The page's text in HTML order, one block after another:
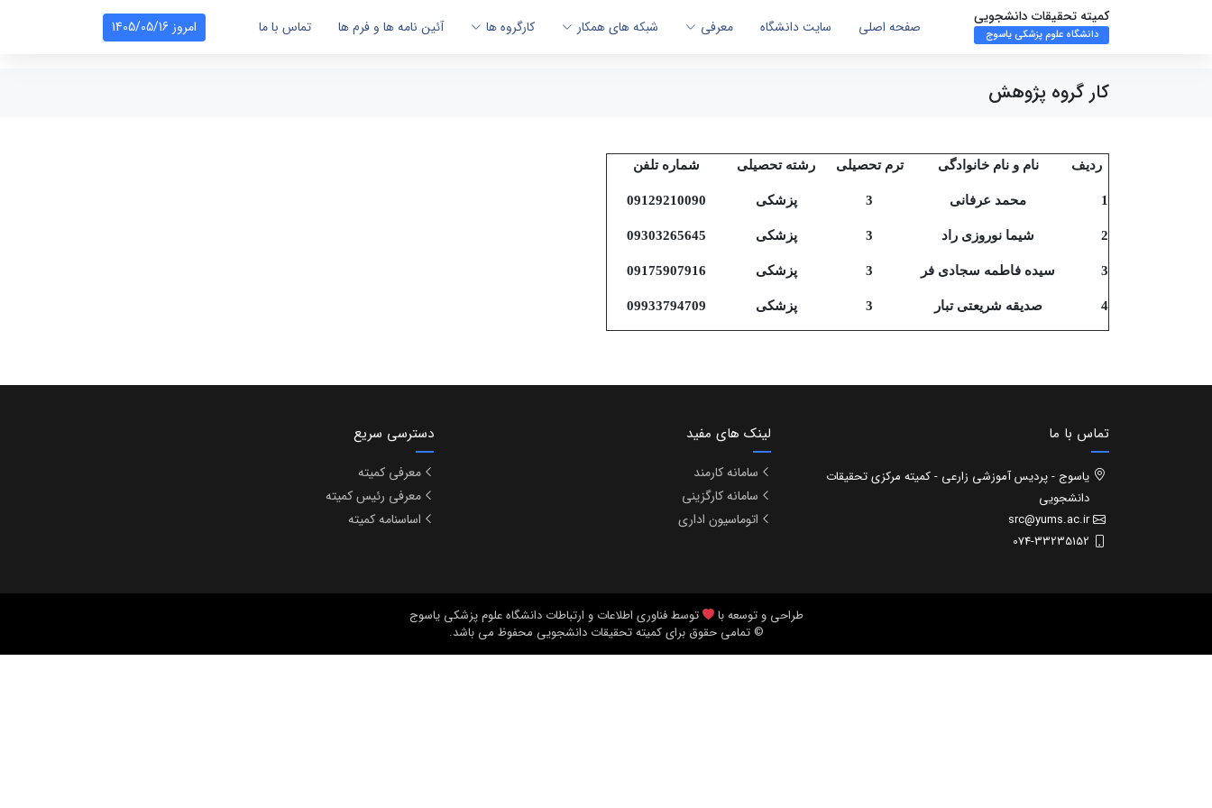
کمیته تحقیقات دانشجویی
دانشگاه علوم پزشکی یاسوج صفحه اصلی سایت دانشگاه معرفی شبکه های همکار کارگروه ها آئین نامه ها و فرم ها تماس با ما امروز 1405/05/16
کار گروه پژوهش
ردیف نام و نام خانوادگی ترم تحصیلی رشته تحصیلی شماره تلفن
1 محمد عرفانی 3 پزشکی 09129210090
2 شیما نوروزی راد 3 پزشکی 09303265645
3 سیده فاطمه سجادی فر 3 پزشکی 09175907916
4 صدیقه شریعتی تبار 3 پزشکی 09933794709
تماس با ما
یاسوج - پردیس آموزشی زارعی - کمیته مرکزی تحقیقات
دانشجویی
src@yums.ac.ir
074-33235152
لینک های مفید
سامانه کارمند
سامانه کارگزینی
اتوماسیون اداری
دسترسی سریع
معرفی کمیته
معرفی رئیس کمیته
اساسنامه کمیته
طراحی و توسعه با
توسط فناوری اطلاعات و ارتباطات دانشگاه علوم پزشکی یاسوج
© تمامی حقوق برای کمیته تحقیقات دانشجویی محفوظ می باشد.